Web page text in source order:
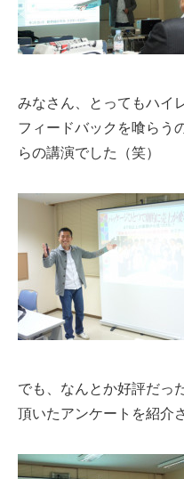
みなさん、とってもハイ
フィードバックを喰らう
らの講演でした（笑）
でも、なんとか好評だっ
頂いたアンケートを紹介